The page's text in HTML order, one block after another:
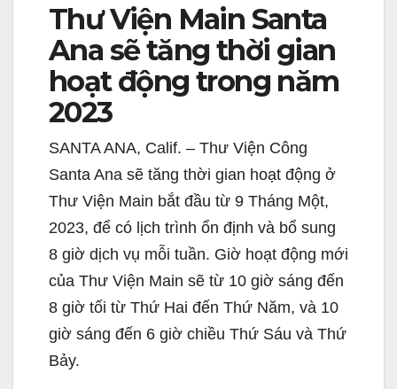
Thư Viện Main Santa
Ana sẽ tăng thời gian
hoạt động trong năm
2023
SANTA ANA, Calif. – Thư Viện Công
Santa Ana sẽ tăng thời gian hoạt động ở
Thư Viện Main bắt đầu từ 9 Tháng Một,
2023, để có lịch trình ổn định và bổ sung
8 giờ dịch vụ mỗi tuần. Giờ hoạt động mới
của Thư Viện Main sẽ từ 10 giờ sáng đến
8 giờ tối từ Thứ Hai đến Thứ Năm, và 10
giờ sáng đến 6 giờ chiều Thứ Sáu và Thứ
Bảy.